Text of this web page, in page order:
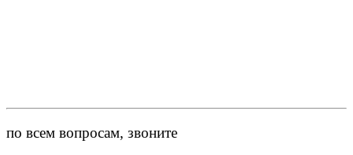
по всем вопросам, звоните